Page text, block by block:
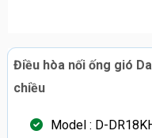
Điều hòa nối ống gió
chiều
Model : D-